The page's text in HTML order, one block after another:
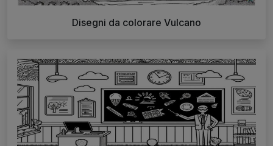
Disegni da colorare Vulcano